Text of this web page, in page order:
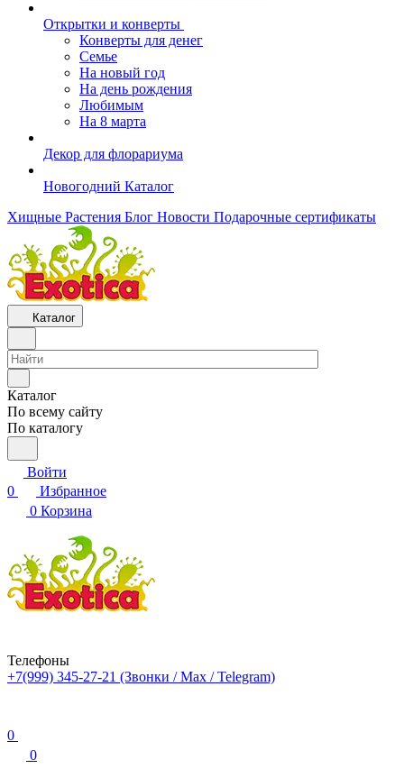
Открытки и конверты
Конверты для денег
Семье
На новый год
На день рождения
Любимым
На 8 марта
Декор для флорариума
Новогодний Каталог
Хищные Растения Блог Новости Подарочные сертификаты
Каталог
Каталог
По всему сайту
По каталогу
Войти
0
Избранное
0 Корзина
Телефоны
+7(999) 345-27-21 (Звонки / Max / Telegram)
0
0